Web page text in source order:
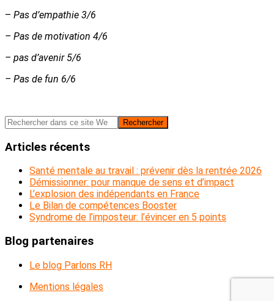
– Pas d’empathie 3/6
– Pas de motivation 4/6
– pas d’avenir 5/6
– Pas de fun 6/6
Barre
latérale
Rechercher
dans
ce
Web
Articles récents
Santé mentale au travail : prévenir dès la rentrée 2026
Démissionner: pour manque de sens et d’impact
L’explosion des indépendants en France
Le Bilan de compétences Booster
Syndrome de l’imposteur: l’évincer en 5 points
Blog partenaires
Le blog Parlons RH
Mentions légales